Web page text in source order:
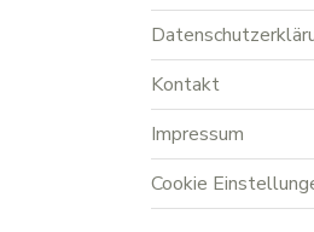
Kontakt
Impressum
Cookie